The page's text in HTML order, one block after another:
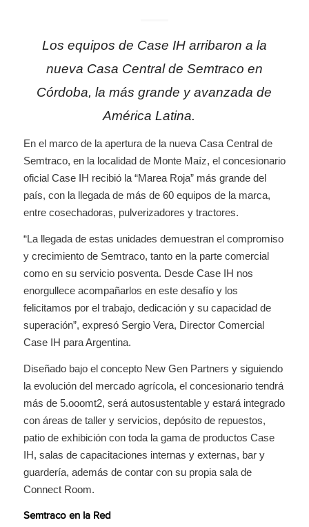
Los equipos de Case IH arribaron a la
nueva Casa Central de Semtraco en
Córdoba, la más grande y avanzada de
América Latina.
En el marco de la apertura de la nueva Casa Central de
Semtraco, en la localidad de Monte Maíz, el concesionario
oficial Case IH recibió la “Marea Roja” más grande del
país, con la llegada de más de 60 equipos de la marca,
entre cosechadoras, pulverizadores y tractores.
“La llegada de estas unidades demuestran el compromiso
y crecimiento de Semtraco, tanto en la parte comercial
como en su servicio posventa. Desde Case IH nos
enorgullece acompañarlos en este desafío y los
felicitamos por el trabajo, dedicación y su capacidad de
superación”, expresó Sergio Vera, Director Comercial
Case IH para Argentina.
Diseñado bajo el concepto New Gen Partners y siguiendo
la evolución del mercado agrícola, el concesionario tendrá
más de 5.ooomt2, será autosustentable y estará integrado
con áreas de taller y servicios, depósito de repuestos,
patio de exhibición con toda la gama de productos Case
IH, salas de capacitaciones internas y externas, bar y
guardería, además de contar con su propia sala de
Connect Room.
Semtraco en la Red